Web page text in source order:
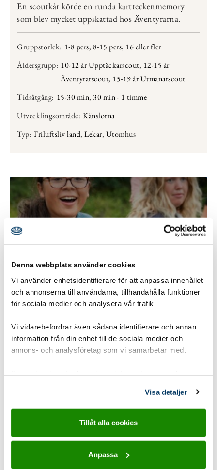
Denna webbplats använder cookies
Vi använder enhetsidentifierare för att anpassa innehållet
och annonserna till användarna, tillhandahålla funktioner
för sociala medier och analysera vår trafik.
Vi vidarebefordrar även sådana identifierare och annan
information från din enhet till de sociala medier och
annons- och analysföretag som vi samarbetar med.
samlat in när du har använt deras tjänster.
Visa detaljer
Tillåt alla cookies
Anpassa
En scoutkår körde en runda kartteckenmemory
som blev mycket uppskattad hos Äventyrarna.
Gruppstorlek: 1-8 pers, 8-15 pers, 16 eller fler
Åldersgrupp: 10-12 år Upptäckarscout, 12-15 år
Äventyrarscout, 15-19 år Utmanarscout
Tidsåtgång: 15-30 min, 30 min - 1 timme
Utvecklingsområde: Känslorna
Typ: Friluftsliv land, Lekar, Utomhus
Bygga eldstad
Att bygga en eldstad är det bästa att öva på när
man behöver en eldstad, då känns och är det på
riktigt.
12-15 år Äventyrarscout
Tidsåtgång: 15-30 min